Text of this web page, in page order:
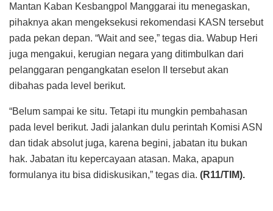
Mantan Kaban Kesbangpol Manggarai itu menegaskan,
pihaknya akan mengeksekusi rekomendasi KASN tersebut
pada pekan depan. “Wait and see,” tegas dia. Wabup Heri
juga mengakui, kerugian negara yang ditimbulkan dari
pelanggaran pengangkatan eselon II tersebut akan
dibahas pada level berikut.
“Belum sampai ke situ. Tetapi itu mungkin pembahasan
pada level berikut. Jadi jalankan dulu perintah Komisi ASN
dan tidak absolut juga, karena begini, jabatan itu bukan
hak. Jabatan itu kepercayaan atasan. Maka, apapun
formulanya itu bisa didiskusikan,” tegas dia. (R11/TIM).